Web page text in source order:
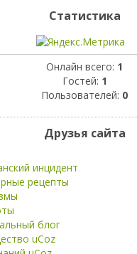
Статистика
Онлайн всего: 1
Гостей: 1
Пользователей: 0
Друзья сайта
инцидент
рецепты
блог
uCoz